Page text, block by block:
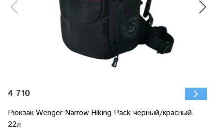
4 710
Рюкзак Wenger Narrow Hiking Pack черный/красный,
22л